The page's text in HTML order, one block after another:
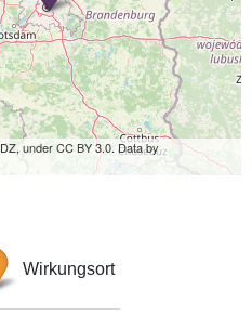
under CC BY 3.0. Data by
Wirkungsort